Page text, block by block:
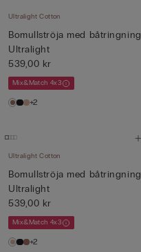
Ultralight Cotton
Bomullströja med båtringning
Ultralight
539,00 kr
Mix&Match 4x3
+2
Ultralight Cotton
Bomullströja med båtringning
Ultralight
539,00 kr
Mix&Match 4x3
+2